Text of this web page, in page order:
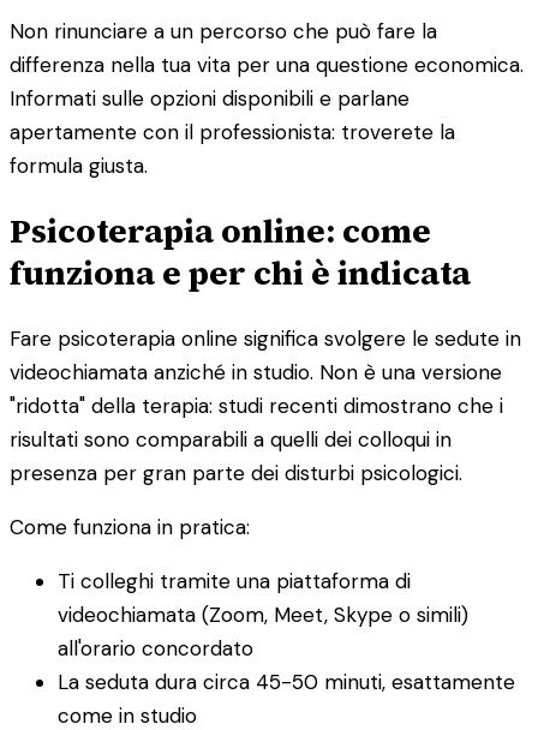
Non rinunciare a un percorso che può fare la
differenza nella tua vita per una questione economica.
Informati sulle opzioni disponibili e parlane
apertamente con il professionista: troverete la
formula giusta.
Psicoterapia online: come
funziona e per chi è indicata
Fare psicoterapia online significa svolgere le sedute in
videochiamata anziché in studio. Non è una versione
"ridotta" della terapia: studi recenti dimostrano che i
risultati sono comparabili a quelli dei colloqui in
presenza per gran parte dei disturbi psicologici.
Come funziona in pratica:
Ti colleghi tramite una piattaforma di
videochiamata (Zoom, Meet, Skype o simili)
all'orario concordato
La seduta dura circa 45-50 minuti, esattamente
come in studio